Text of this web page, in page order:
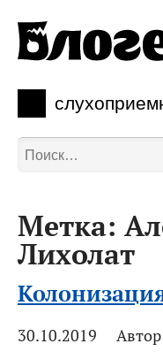
Метка:
Лихолат
30.10.2019